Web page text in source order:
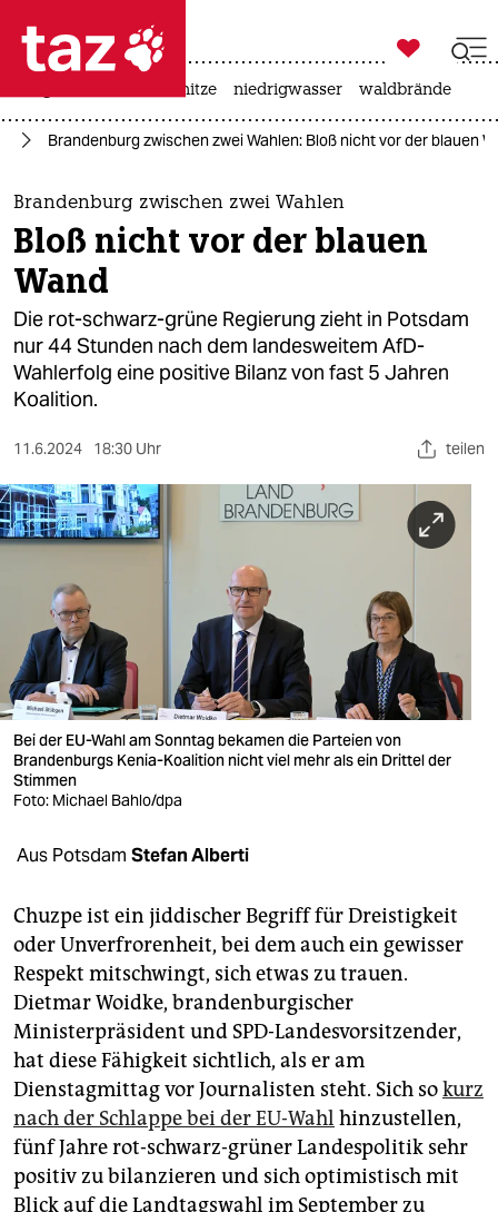
 taz zahl ich
taz zahl ich
themen
politik
öko
gesellschaft
kultur
sport
berlin
nord
wahrheit
verlag
verlag
veranstaltungen
shop
unterstützen
abo
genossenschaft
epaper login

taz zahl ich
hitze niedrigwasser waldbrände
Brandenburg zwischen zwei Wahlen: Bloß nicht vor der blauen
Brandenburg zwischen zwei Wahlen
Bloß nicht vor der blauen
Wand
Die rot-schwarz-grüne Regierung zieht in Potsdam
nur 44 Stunden nach dem landesweitem AfD-
Wahlerfolg eine positive Bilanz von fast 5 Jahren
Koalition.
11.6.2024 18:30 Uhr teilen
Bei der EU-Wahl am Sonntag bekamen die Parteien von
Brandenburgs Kenia-Koalition nicht viel mehr als ein Drittel der
Stimmen
Foto: Michael Bahlo/dpa
Aus Potsdam Stefan Alberti
Chuzpe ist ein jiddischer Begriff für Dreistigkeit
oder Unverfrorenheit, bei dem auch ein gewisser
Respekt mitschwingt, sich etwas zu trauen.
Dietmar Woidke, brandenburgischer
Ministerpräsident und SPD-Landesvorsitzender,
hat diese Fähigkeit sichtlich, als er am
Dienstagmittag vor Journalisten steht. Sich sokurz
nach der Schlappe bei der EU-Wahl hinzustellen,
fünf Jahre rot-schwarz-grüner Landespolitik sehr
positiv zu bilanzieren und sich optimistisch mit
Blick auf die Landtagswahl im September zu